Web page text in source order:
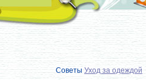
Советы Уход за одеждой